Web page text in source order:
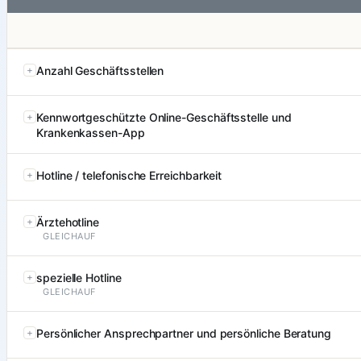
Anzahl Geschäftsstellen
Kennwortgeschützte Online-Geschäftsstelle und
Krankenkassen-App
Hotline / telefonische Erreichbarkeit
Ärztehotline
GLEICHAUF
spezielle Hotline
GLEICHAUF
Persönlicher Ansprechpartner und persönliche Beratung